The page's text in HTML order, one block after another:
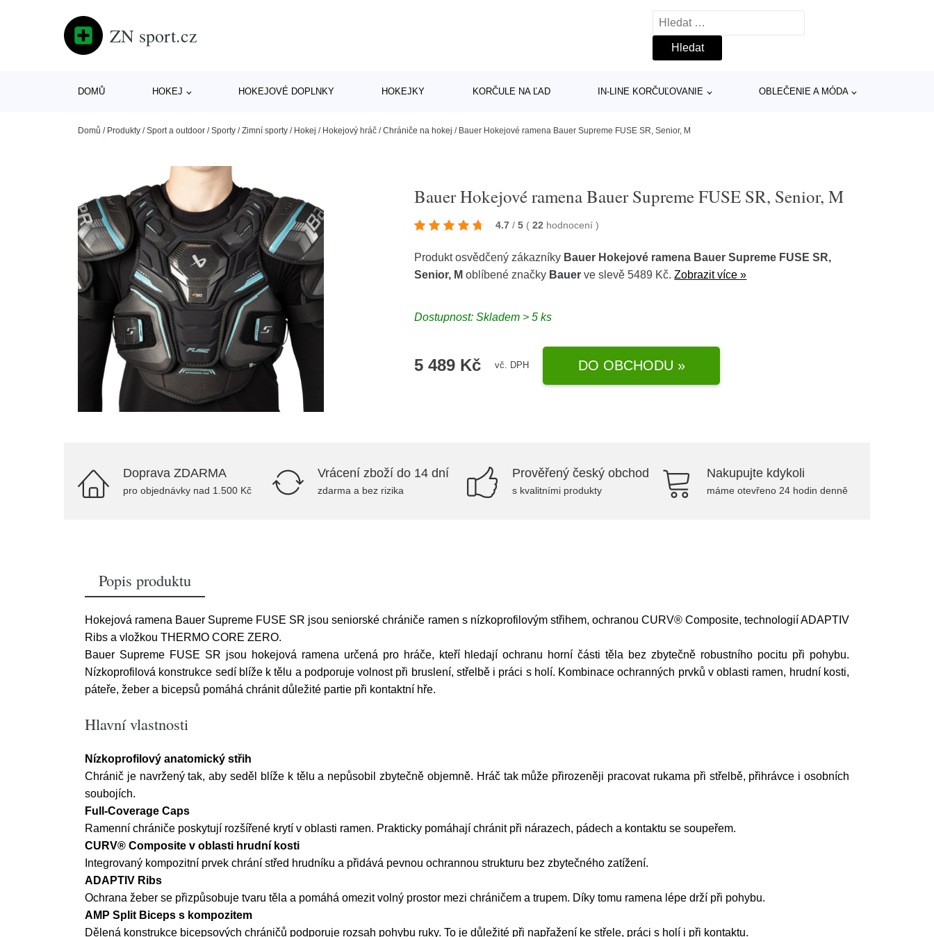
ZN sport.cz
Vyhledávání
DOMŮ HOKEJ HOKEJOVÉ DOPLNKY HOKEJKY KORČULE NA ĽAD IN-LINE KORČUĽOVANIE OBLEČENIE A MÓDA
Domů / Produkty /Sport a outdoor /Sporty /Zimní sporty / Hokej / Hokejový hráč /Chrániče na hokej / Bauer Hokejové ramena Bauer Supreme FUSE SR, Senior, M
Bauer Hokejové ramena Bauer Supreme FUSE SR, Senior, M
4.7 / 5 ( 22 hodnocení)
Produkt osvědčený zákazníky Bauer Hokejové ramena Bauer Supreme FUSE SR,
Senior, M oblíbené značky Bauer ve slevě 5489 Kč.Zobrazit více »
Dostupnost: Skladem > 5 ks
5 489 Kč vč. DPH DO OBCHODU »
Doprava ZDARMA
pro objednávky nad 1.500 Kč
Vrácení zboží do 14 dní
zdarma a bez rizika
Prověřený český obchod
s kvalitními produkty
Nakupujte kdykoli
máme otevřeno 24 hodin denně
Popis produktu
Hokejová ramena Bauer Supreme FUSE SR jsou seniorské chrániče ramen s nízkoprofilovým střihem, ochranou CURV® Composite, technologií ADAPTIV
Ribs a vložkou THERMO CORE ZERO.
Bauer Supreme FUSE SR jsou hokejová ramena určená pro hráče, kteří hledají ochranu horní části těla bez zbytečně robustního pocitu při pohybu.
Nízkoprofilová konstrukce sedí blíže k tělu a podporuje volnost při bruslení, střelbě i práci s holí. Kombinace ochranných prvků v oblasti ramen, hrudní kosti,
páteře, žeber a bicepsů pomáhá chránit důležité partie při kontaktní hře.
Hlavní vlastnosti
Nízkoprofilový anatomický střih
Chránič je navržený tak, aby seděl blíže k tělu a nepůsobil zbytečně objemně. Hráč tak může přirozeněji pracovat rukama při střelbě, přihrávce i osobních
soubojích.
Full-Coverage Caps
Ramenní chrániče poskytují rozšířené krytí v oblasti ramen. Prakticky pomáhají chránit při nárazech, pádech a kontaktu se soupeřem.
CURV® Composite v oblasti hrudní kosti
Integrovaný kompozitní prvek chrání střed hrudníku a přidává pevnou ochrannou strukturu bez zbytečného zatížení.
ADAPTIV Ribs
Ochrana žeber se přizpůsobuje tvaru těla a pomáhá omezit volný prostor mezi chráničem a trupem. Díky tomu ramena lépe drží při pohybu.
AMP Split Biceps s kompozitem
Dělená konstrukce bicepsových chráničů podporuje rozsah pohybu ruky. To je důležité při napřažení ke střele, práci s holí i při kontaktu.